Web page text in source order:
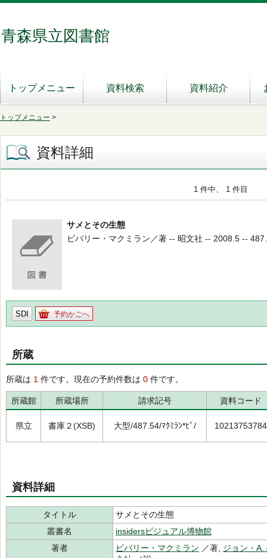
青森県立図書館
トップメニュー 資料検索 資料紹介
トップメニュー >
資料詳細
1 件中、 1 件目
サメとその生態
ビバリー・マクミラン／著 -- 昭文社 -- 2008.5 --
SDI 予約かごへ
所蔵
所蔵は 1 件です。現在の予約件数は 0 件です。
所蔵館 所蔵場所 請求記号 資料コード
県立 書庫２(XSB) 大型/487.54/ﾏｸﾐﾗﾝ*ﾋﾞ/ 10213753784
資料詳細
タイトル
サメとその生態
叢書名
insidersビジュアル博物館
著者
ビバリー・マクミラン ／著, ジョン・A.